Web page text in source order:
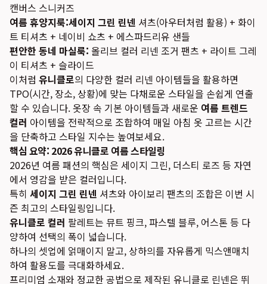
캔버스 스니커즈
여름 휴양지룩:세이지 그린 린넨 셔츠(아우터처럼 활용) + 화이
트 티셔츠 + 네이비 쇼츠 + 에스파드리유 샌들
편안한 동네 마실룩: 올리브 컬러 리넨 조거 팬츠 + 라이트 그레
이 티셔츠 + 슬라이드
이처럼 유니클로의 다양한 컬러 리넨 아이템들을 활용하면
TPO(시간, 장소, 상황)에 맞는 다채로운 스타일을 손쉽게 연출
할 수 있습니다. 옷장 속 기본 아이템들과 새로운 여름 트렌드
컬러 아이템을 전략적으로 조합하여 매일 아침 옷 고르는 시간
을 단축하고 스타일 지수는 높여보세요.
핵심 요약: 2026 유니클로 여름 스타일링
2026년 여름 패션의 핵심은 세이지 그린, 더스티 로즈 등 자연
에서 영감을 받은 컬러입니다.
특히 세이지 그린 린넨 셔츠와 아이보리 팬츠의 조합은 이번 시
즌 최고의 스타일링입니다.
유니클로 컬러 팔레트는 뮤트 핑크, 파스텔 블루, 어스톤 등 다
양하여 선택의 폭이 넓습니다.
하나의 셋업에 얽매이지 말고, 상하의를 자유롭게 믹스앤매치
하여 활용도를 극대화하세요.
프리미엄 소재와 정교한 공법으로 제작된 유니클로 린넨은 뛰